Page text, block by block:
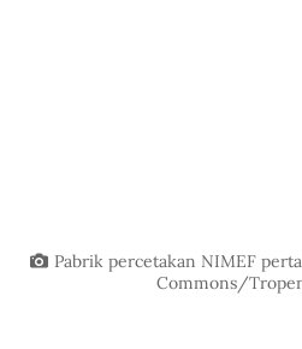
Pabrik percetakan NIMEF
Commons/